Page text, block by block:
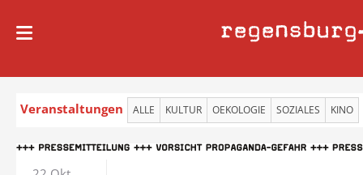
regensburg
Veranstaltungen ALLE KULTUR OEKOLOGIE SOZIALES KINO